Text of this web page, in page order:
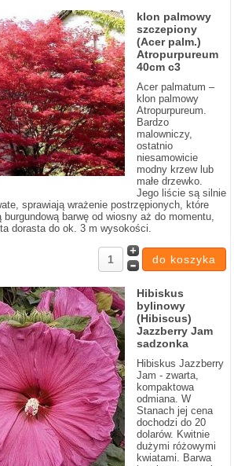
klon palmowy
szczepiony
(Acer palm.)
Atropurpureum
40cm c3
Acer palmatum –
klon palmowy
Atropurpureum.
Bardzo
malowniczy,
ostatnio
niesamowicie
modny krzew lub
małe drzewko.
Jego liście są silnie
sprawiają wrażenie postrzępionych, które
burgundową barwę od wiosny aż do momentu,
dorasta do ok. 3 m wysokości.
Hibiskus
bylinowy
(Hibiscus)
Jazzberry Jam
sadzonka
Hibiskus Jazzberry
Jam - zwarta,
kompaktowa
odmiana. W
Stanach jej cena
dochodzi do 20
dolarów. Kwitnie
dużymi różowymi
kwiatami. Barwa